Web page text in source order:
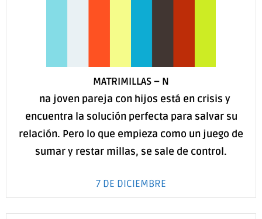
MATRIMILLAS– N
na joven pareja con hijos está en crisis y
encuentra la solución perfecta para salvar su
relación. Pero lo que empieza como un juego de
sumar y restar millas, se sale de control.
7 DE DICIEMBRE